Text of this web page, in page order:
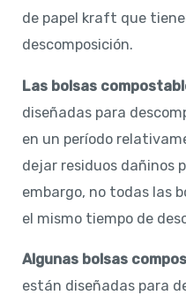
de papel kraft que
descomposición.
Las bolsas
diseñadas para
en un período
dejar residuos dañinos
embargo, no todas las
el mismo tiempo de
Algunas bolsas
están diseñadas para